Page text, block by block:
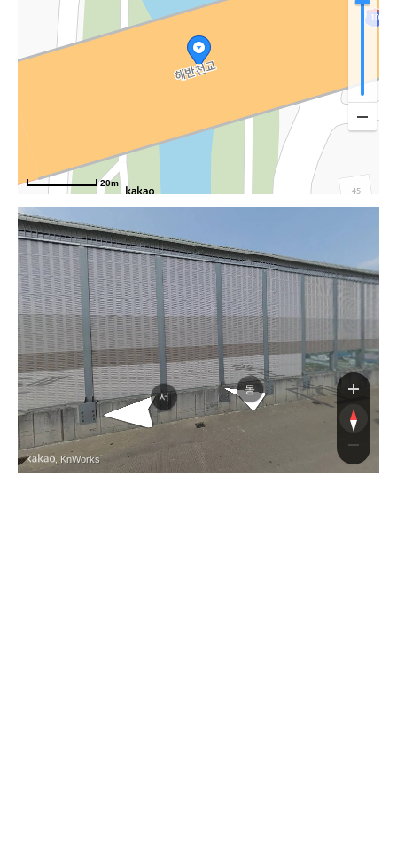
20m
해반천서자전거길
해반천동자전거길
서
동
, KnWorks